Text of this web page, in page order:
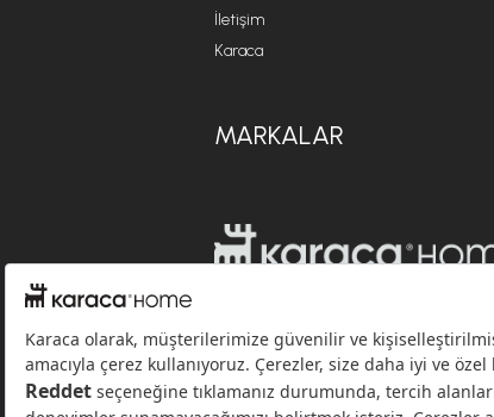
İletişim
Karaca
MARKALAR